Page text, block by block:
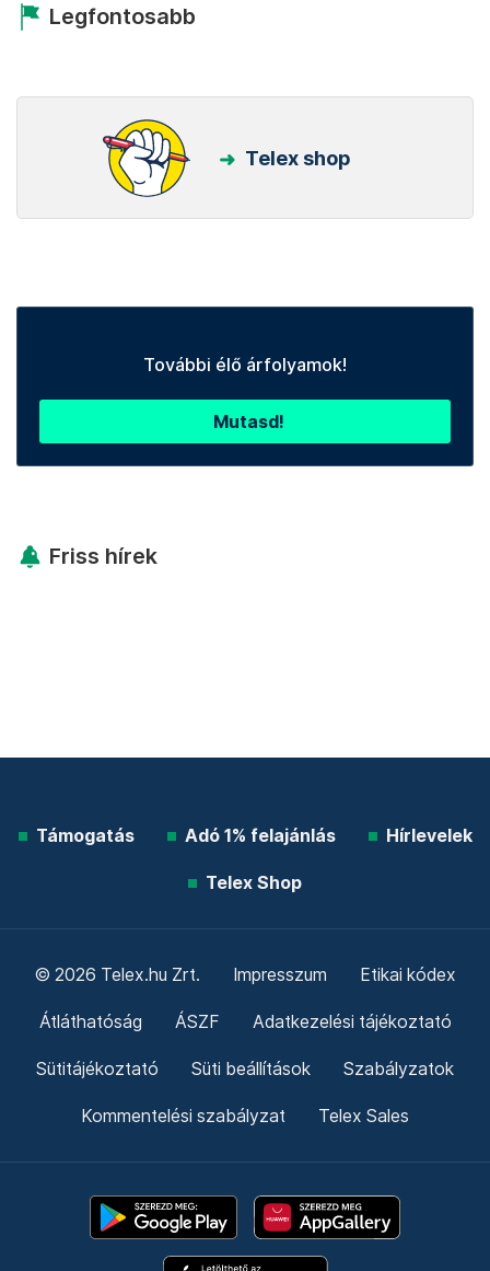
Legfontosabb
Telex shop
További élő árfolyamok!
Mutasd!
Friss hírek
Támogatás Adó 1% felajánlás Hírlevelek
Telex Shop
© 2026 Telex.hu Zrt. Impresszum Etikai kódex
Átláthatóság ÁSZF Adatkezelési tájékoztató
Sütitájékoztató Süti beállítások Szabályzatok
Kommentelési szabályzat Telex Sales